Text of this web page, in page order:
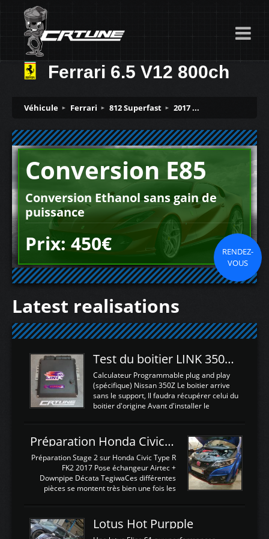
Ferrari 6.5 V12 800ch
Véhicule Ferrari 812 Superfast 2017 ...
Conversion E85
Conversion Ethanol sans gain de
puissance
Prix: 450€
RENDEZ-
VOUS
Latest realisations
Test du boitier LINK 350Z Plugin ECU
Calculateur Programmable plug and play
(spécifique) Nissan 350Z Le boitier arrive
sans le support, Il faudra récupérer celui du
boitier d'origine Avant d'installer le
d'envoyer l'information de la large bande
dans le boitier. sydney sweeney deepfake
La sortie 0-5V de l'afr sera connectée sur
l'entrée AN Volt 8 et GndAN pour
Analogique, et Volt car l'information est une
tension (Pas une résistance variable d'un
est temps de brancher le ...
Préparation Honda Civic Type R FK2
Préparation Stage 2 sur Honda Civic Type R
FK2 2017 Pose échangeur Airtec +
Downpipe Décata TegiwaCes différentes
pièces se montent très bien une fois les
légere découpe du plastique inferieur,
negénant en rien la structure ou le
Lotus Hot Purpple